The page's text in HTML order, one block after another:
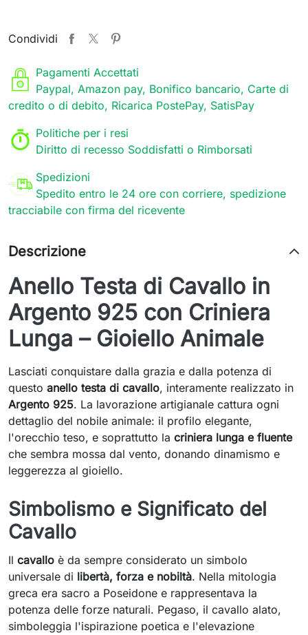
Condividi
Pagamenti Accettati
Paypal, Amazon pay, Bonifico bancario, Carte di
credito o di debito, Ricarica PostePay, SatisPay
Politiche per i resi
Diritto di recesso Soddisfatti o Rimborsati
Spedizioni
Spedito entro le 24 ore con corriere, spedizione
tracciabile con firma del ricevente
Descrizione
Anello Testa di Cavallo in
Argento 925 con Criniera
Lunga – Gioiello Animale
Lasciati conquistare dalla grazia e dalla potenza di
questo anello testa di cavallo, interamente realizzato in
Argento 925. La lavorazione artigianale cattura ogni
dettaglio del nobile animale: il profilo elegante,
l'orecchio teso, e soprattutto la criniera lunga e fluente
che sembra mossa dal vento, donando dinamismo e
leggerezza al gioiello.
Simbolismo e Significato del
Cavallo
Il cavallo è da sempre considerato un simbolo
universale di libertà, forza e nobiltà. Nella mitologia
greca era sacro a Poseidone e rappresentava la
potenza delle forze naturali. Pegaso, il cavallo alato,
simboleggia l'ispirazione poetica e l'elevazione